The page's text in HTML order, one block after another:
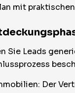
mit
Sie Leads
Der